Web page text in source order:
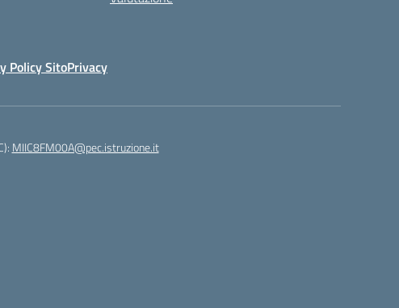
Policy SitoPrivacy
MIIC8FM00A@pec.istruzione.it